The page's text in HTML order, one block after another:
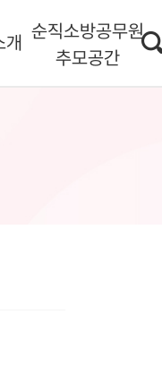
개
순직소방공무원
추모공간